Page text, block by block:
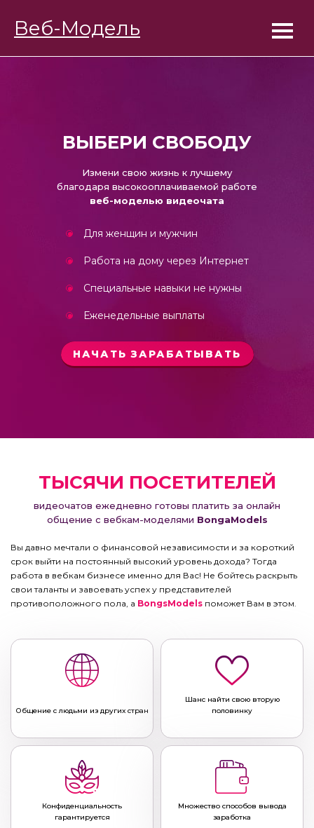
Веб-Модель
BongaModels Работа веб-моделью
ВЫБЕРИ СВОБОДУ
Измени свою жизнь к лучшему
благодаря высокооплачиваемой работе
веб-моделью видеочата
Для женщин и мужчин
Работа на дому через Интернет
Специальные навыки не нужны
Еженедельные выплаты
НАЧАТЬ ЗАРАБАТЫВАТЬ
ТЫСЯЧИ ПОСЕТИТЕЛЕЙ
видеочатов ежедневно готовы платить за онлайн
общение с вебкам-моделями BongaModels
Вы давно мечтали о финансовой независимости и за короткий
срок выйти на постоянный высокий уровень дохода? Тогда
работа в вебкам бизнесе именно для Вас! Не бойтесь раскрыть
свои таланты и завоевать успех у представителей
противоположного пола, а BongsModels поможет Вам в этом.
Общение с людьми из других стран
Шанс найти свою вторую
половинку
Конфиденциальность
гарантируется
Множество способов вывода
заработка